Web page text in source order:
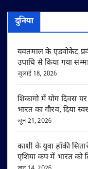
दुनिया
यवतमाल के एडवोकेट
उपाधि से किया गया
जुलाई 18, 2026
शिकागो में योग दिवस
भारत का गौरव, दिया
जून 21, 2026
काशी के युवा हॉकी
एशिया कप में भारत को